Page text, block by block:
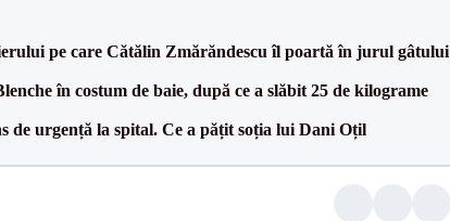
pe care Cătălin Zmărăndescu îl poartă în jurul gâtului
în costum de baie, după ce a slăbit 25 de kilograme
de urgență la spital. Ce a pățit soția lui Dani Oțil